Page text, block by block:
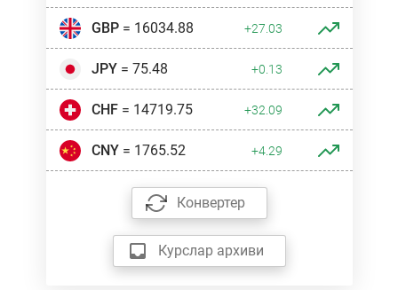
GBP= 16034.88 +27.03
JPY= 75.48 +0.13
CHF= 14719.75 +32.09
CNY= 1765.52 +4.29
Конвертер
Курслар архиви